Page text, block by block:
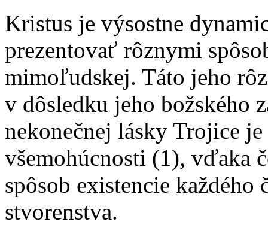
Kristus je výsostne
prezentovať rôznymi
mimoľudskej. Táto jeho
v dôsledku jeho božského
nekonečnej lásky Trojice
všemohúcnosti (1), vďaka
spôsob existencie
stvorenstva.